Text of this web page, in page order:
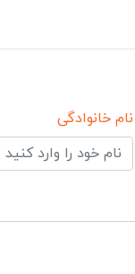
نام خانوادگی